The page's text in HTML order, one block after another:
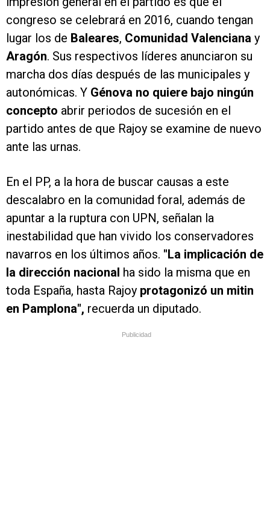
congreso se celebrará en 2016, cuando tengan
lugar los de Baleares, Comunidad Valenciana y
Aragón. Sus respectivos líderes anunciaron su
marcha dos días después de las municipales y
autonómicas. Y Génova no quiere bajo ningún
concepto abrir periodos de sucesión en el
partido antes de que Rajoy se examine de nuevo
ante las urnas.
En el PP, a la hora de buscar causas a este
descalabro en la comunidad foral, además de
apuntar a la ruptura con UPN, señalan la
inestabilidad que han vivido los conservadores
navarros en los últimos años. "La implicación de
la dirección nacional ha sido la misma que en
toda España, hasta Rajoy protagonizó un mitin
en Pamplona", recuerda un diputado.
Publicidad